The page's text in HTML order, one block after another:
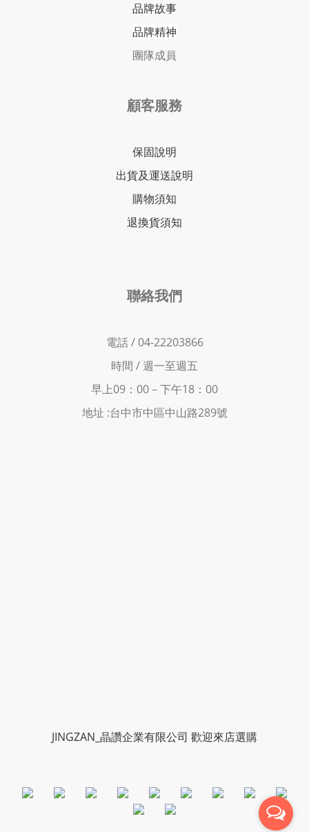
品牌故事
品牌精神
團隊成員
顧客服務
保固說明
出貨及運送說明
購物須知
退換貨須知
聯絡我們
電話 / 04-22203866
時間 /週一至週五
早上09：00－下午18：00
地址 :台中市中區中山路289號
JINGZAN_晶讚企業有限公司 歡迎來店選購